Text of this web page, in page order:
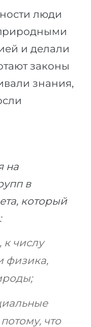
люди
и делали
законы
знания,
на
в
который
к числу
физика,
что